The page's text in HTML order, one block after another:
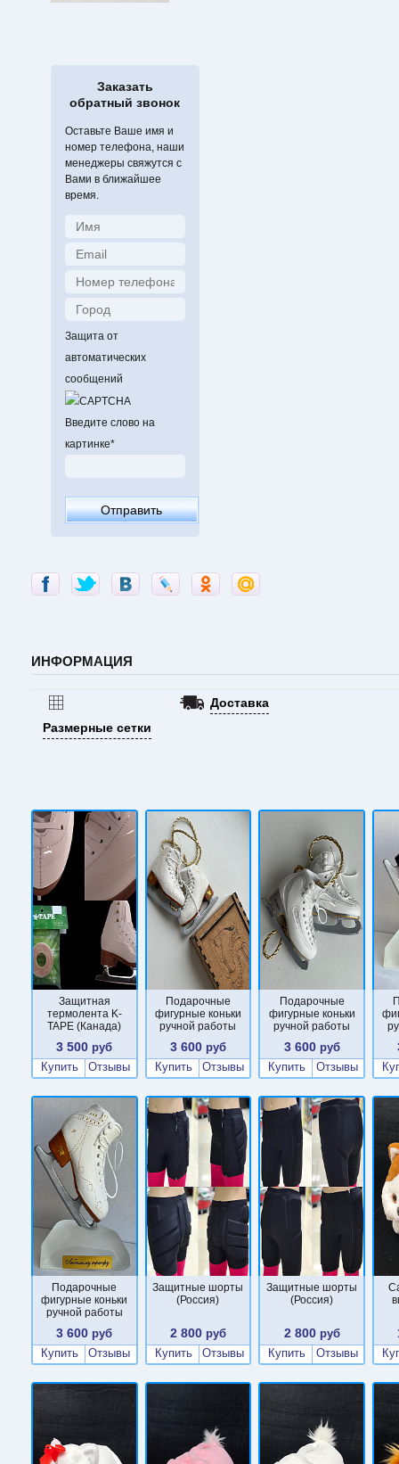
Заказать
обратный звонок
Оставьте Ваше имя и
номер телефона, наши
менеджеры свяжутся с
Вами в ближайшее
время.
Защита от
автоматических
сообщений
Введите слово на
картинке*
ИНФОРМАЦИЯ
Размерные сетки
Доставка
Защитная
термолента K-
TAPE (Канада)
3 500 руб
Купить
Отзывы
Подарочные
фигурные коньки
ручной работы
3 600 руб
Купить
Отзывы
Подарочные
фигурные коньки
ручной работы
3 600руб
Купить
Отзывы
Подарочные
фигурные коньки
ручной работы
3 600 руб
Купить
Отзывы
Защитные шорты
(Россия)
2 800 руб
Купить
Отзывы
Защитные шорты
(Россия)
2 800руб
Купить
Отзывы